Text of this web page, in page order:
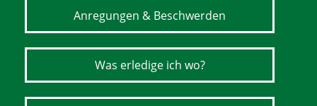
Anregungen & Beschwerden
Was erledige ich wo?